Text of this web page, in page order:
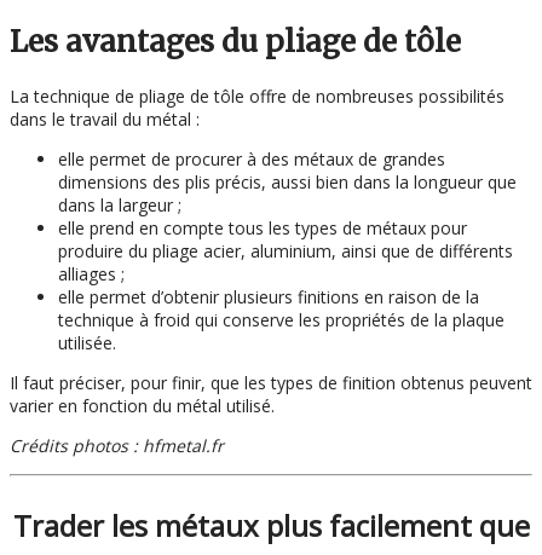
Les avantages du pliage de tôle
La technique de pliage de tôle offre de nombreuses possibilités
dans le travail du métal :
elle permet de procurer à des métaux de grandes
dimensions des plis précis, aussi bien dans la longueur que
dans la largeur ;
elle prend en compte tous les types de métaux pour
produire du pliage acier, aluminium, ainsi que de différents
alliages ;
elle permet d’obtenir plusieurs finitions en raison de la
technique à froid qui conserve les propriétés de la plaque
utilisée.
Il faut préciser, pour finir, que les types de finition obtenus peuvent
varier en fonction du métal utilisé.
Crédits photos : hfmetal.fr
Trader les métaux plus facilement que